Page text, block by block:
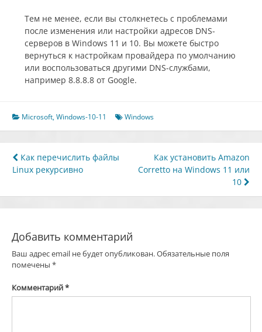
Тем не менее, если вы столкнетесь с проблемами
после изменения или настройки адресов DNS-
серверов в Windows 11 и 10. Вы можете быстро
вернуться к настройкам провайдера по умолчанию
или воспользоваться другими DNS-службами,
например 8.8.8.8 от Google.
Microsoft,Windows-10-11 Windows
Навигация
по
записям
Как перечислить файлы
Linux рекурсивно
Как установить Amazon
Corretto на Windows 11 или
10
Добавить комментарий
Ваш адрес email не будет опубликован.Обязательные поля
помечены *
Комментарий*